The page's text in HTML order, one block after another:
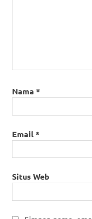
Nama *
Email*
Situs Web